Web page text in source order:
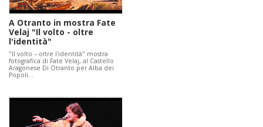
A Otranto in mostra Fate
Velaj "Il volto - oltre
l'identità"
"Il volto – oltre l'identità" mostra
fotografica di Fate Velaj, al Castello
Aragonese Di Otranto per Alba dei
Popoli…